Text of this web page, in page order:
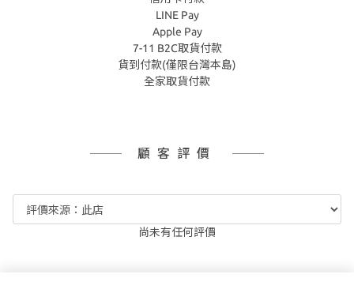
LINE Pay
Apple Pay
7-11 B2C取貨付款
貨到付款(僅限台灣本島)
全家取貨付款
顧客評價
尚未有任何評價